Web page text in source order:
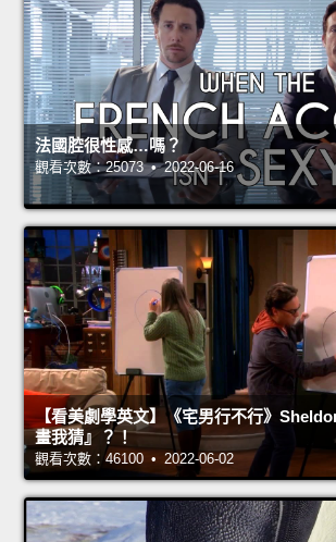
法國腔很性感…嗎？
觀看次數：25073 • 2022-06-16
【看美劇學英文】《宅男行不行》
畫我猜』？！
觀看次數：46100 • 2022-06-02